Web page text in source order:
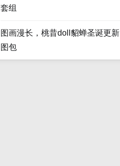
套组
图画漫长，桃昔doll貂蝉圣诞更新
图包